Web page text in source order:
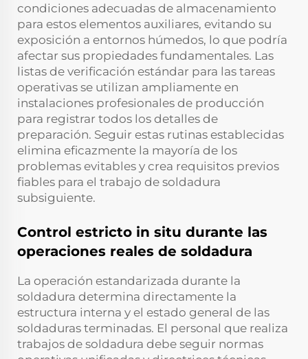
condiciones adecuadas de almacenamiento
para estos elementos auxiliares, evitando su
exposición a entornos húmedos, lo que podría
afectar sus propiedades fundamentales. Las
listas de verificación estándar para las tareas
operativas se utilizan ampliamente en
instalaciones profesionales de producción
para registrar todos los detalles de
preparación. Seguir estas rutinas establecidas
elimina eficazmente la mayoría de los
problemas evitables y crea requisitos previos
fiables para el trabajo de soldadura
subsiguiente.
Control estricto in situ durante las
operaciones reales de soldadura
La operación estandarizada durante la
soldadura determina directamente la
estructura interna y el estado general de las
soldaduras terminadas. El personal que realiza
trabajos de soldadura debe seguir normas